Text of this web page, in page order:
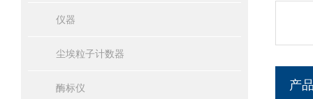
仪器
尘埃粒子计数器
酶标仪 产